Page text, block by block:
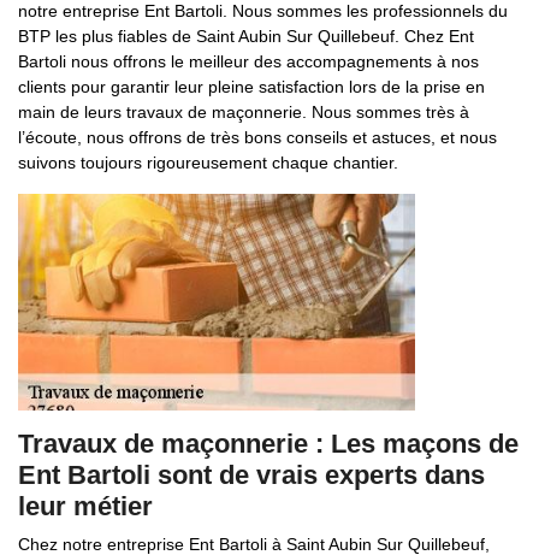
notre entreprise Ent Bartoli. Nous sommes les professionnels du
BTP les plus fiables de Saint Aubin Sur Quillebeuf. Chez Ent
Bartoli nous offrons le meilleur des accompagnements à nos
clients pour garantir leur pleine satisfaction lors de la prise en
main de leurs travaux de maçonnerie. Nous sommes très à
l’écoute, nous offrons de très bons conseils et astuces, et nous
suivons toujours rigoureusement chaque chantier.
Travaux de maçonnerie : Les maçons de
Ent Bartoli sont de vrais experts dans
leur métier
Chez notre entreprise Ent Bartoli à Saint Aubin Sur Quillebeuf,